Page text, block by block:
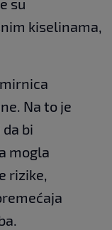
su
kiselinama,
Na to je
bi
mogla
rizike,